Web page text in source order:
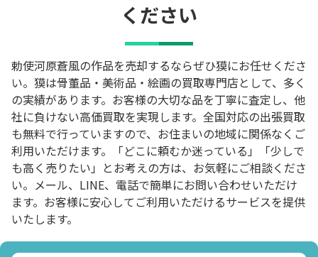
ください
勅使河原蒼風の作品を売却するならぜひ獏にお任せくださ
い。獏は骨董品・美術品・絵画の買取専門店として、多く
の実績があります。お客様の大切な品を丁寧に査定し、他
社に負けない高価買取を実現します。全国対応の出張買取
も無料で行っていますので、お住まいの地域に関係なくご
利用いただけます。「どこに頼むか迷っている」「少しで
も高く売りたい」とお考えの方は、お気軽にご相談くださ
い。メール、LINE、電話で簡単にお問い合わせいただけ
ます。お客様に安心してご利用いただけるサービスを提供
いたします。